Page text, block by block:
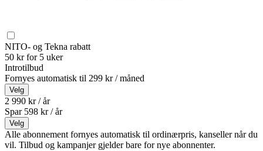
NITO- og Tekna rabatt
50 kr for 5 uker
Introtilbud
Fornyes automatisk til 299 kr / måned
Velg
2 990 kr / år
Spar 598 kr /år
Velg
Alle abonnement fornyes automatisk til ordinærpris, kanseller når du
vil. Tilbud og kampanjer gjelder bare for nye abonnenter.